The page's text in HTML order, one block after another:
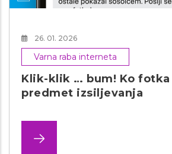
26. 01. 2026
Varna raba interneta
Klik-klik … bum! Ko fotka
predmet izsiljevanja